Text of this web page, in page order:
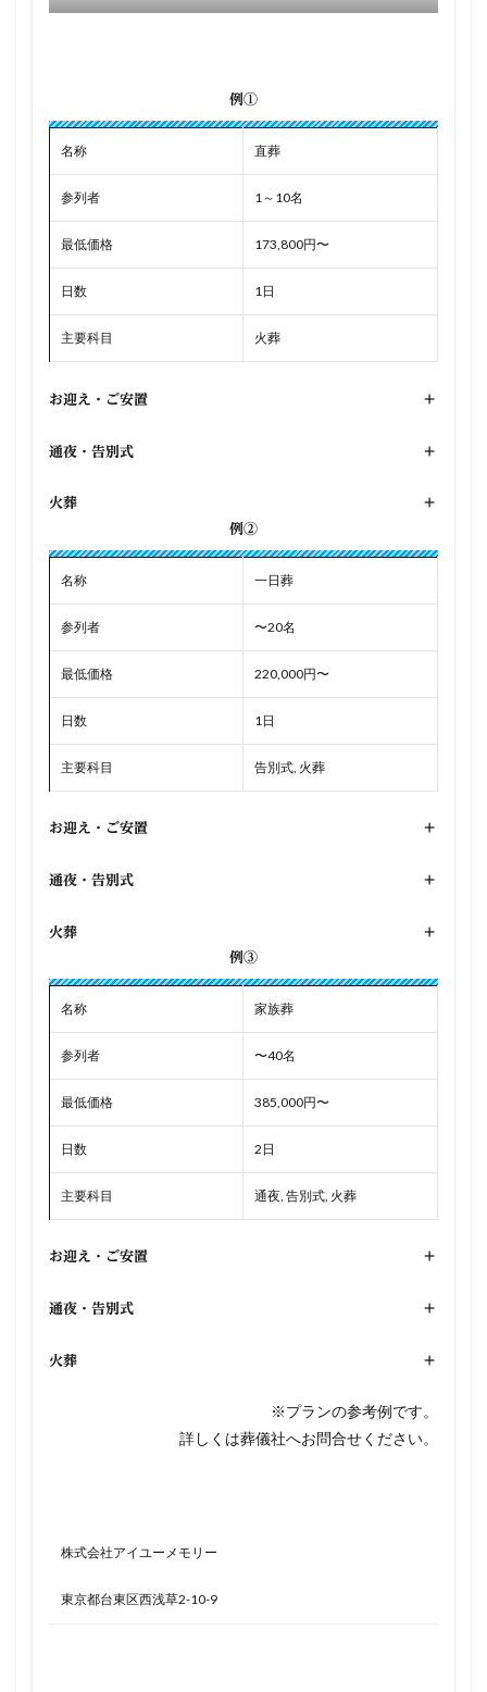
例①
名称 直葬
参列者 1～10名
最低価格 173,800円〜
日数 1日
主要科目 火葬
お迎え・ご安置 +
通夜・告別式 +
火葬
+
例②
名称 一日葬
参列者 〜20名
最低価格 220,000円〜
日数 1日
主要科目 告別式, 火葬
お迎え・ご安置 +
通夜・告別式 +
火葬
+
例③
名称 家族葬
参列者 〜40名
最低価格 385,000円〜
日数 2日
主要科目 通夜, 告別式, 火葬
お迎え・ご安置 +
通夜・告別式 +
火葬 +
※プランの参考例です。
詳しくは葬儀社へお問合せください。
株式会社アイユーメモリー
東京都台東区西浅草2-10-9